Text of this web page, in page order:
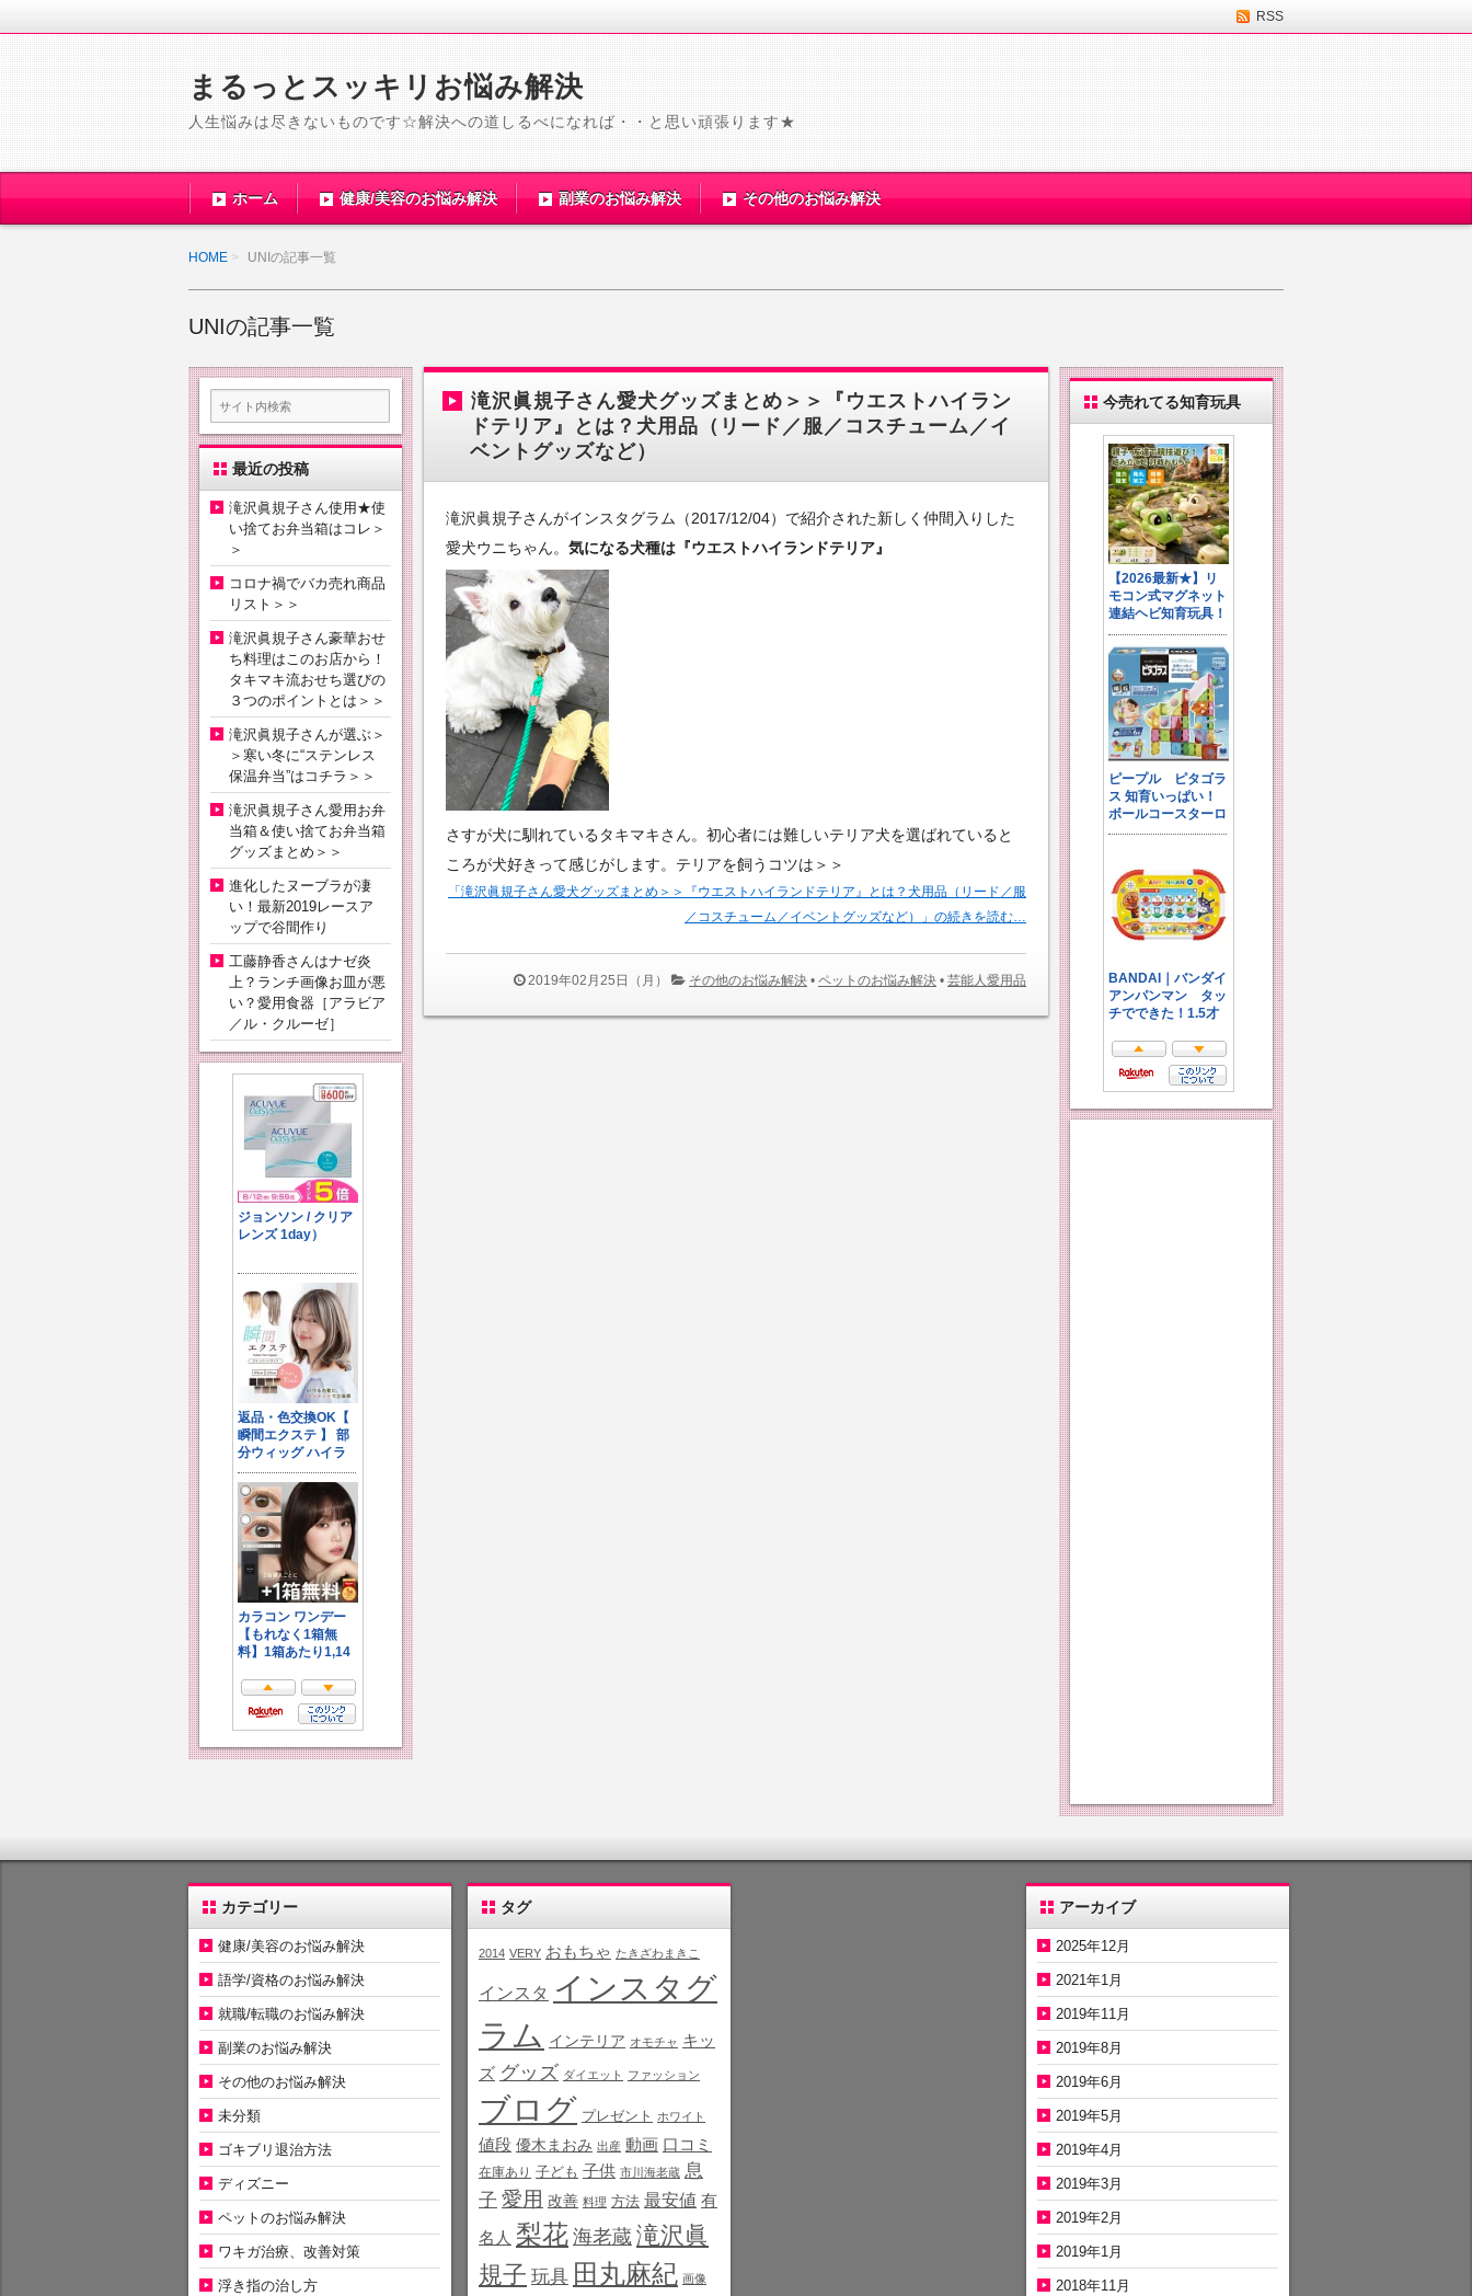
RSS
まるっとスッキリお悩み解決
人生悩みは尽きないものです☆解決への道しるべになれば・・と思い頑張ります★
ホーム 健康/美容のお悩み解決 副業のお悩み解決 その他のお悩み解決
HOME UNIの記事一覧
UNIの記事一覧
滝沢眞規子さん愛犬グッズまとめ＞＞『ウエストハイラン
ドテリア』とは？犬用品（リード／服／コスチューム／イ
ベントグッズなど）
滝沢眞規子さんがインスタグラム（2017/12/04）で紹介された新しく仲間入りした
愛犬ウニちゃん。 気になる犬種は『ウエストハイランドテリア』
さすが犬に馴れているタキマキさん。初心者には難しいテリア犬を選ばれていると
ころが犬好きって感じがします。テリアを飼うコツは＞＞
「滝沢眞規子さん愛犬グッズまとめ＞＞『ウエストハイランドテリア』とは？犬用品（リード／服
／コスチューム／イベントグッズなど）」の続きを読む…
2019年02月25日（月） その他のお悩み解決 • ペットのお悩み解決 • 芸能人愛用品
最近の投稿
滝沢眞規子さん使用★使
い捨てお弁当箱はコレ＞
＞
コロナ禍でバカ売れ商品
リスト＞＞
滝沢眞規子さん豪華おせ
ち料理はこのお店から！
タキマキ流おせち選びの
３つのポイントとは＞＞
滝沢眞規子さんが選ぶ＞
＞寒い冬に“ステンレス
保温弁当”はコチラ＞＞
滝沢眞規子さん愛用お弁
当箱＆使い捨てお弁当箱
グッズまとめ＞＞
進化したヌーブラが凄
い！最新2019レースア
ップで谷間作り
工藤静香さんはナゼ炎
上？ランチ画像お皿が悪
い？愛用食器［アラビア
／ル・クルーゼ］
今売れてる知育玩具
カテゴリー
健康/美容のお悩み解決
語学/資格のお悩み解決
就職/転職のお悩み解決
副業のお悩み解決
その他のお悩み解決
未分類
ゴキブリ退治方法
ディズニー
ペットのお悩み解決
ワキガ治療、改善対策
浮き指の治し方
タグ
2014 VERY おもちゃ たきざわまきこ
インスタ インスタグ
ラム インテリア オモチャ キッ
ズ グッズ ダイエット ファッション
ブログ プレゼント ホワイト
値段 優木まおみ 出産 動画 口コミ
在庫あり 子ども 子供 市川海老蔵 息
子 愛用 改善 料理 方法 最安値 有
名人 梨花 海老蔵 滝沢眞
規子 玩具 田丸麻紀 画像
アーカイブ
2025年12月
2021年1月
2019年11月
2019年8月
2019年6月
2019年5月
2019年4月
2019年3月
2019年2月
2019年1月
2018年11月